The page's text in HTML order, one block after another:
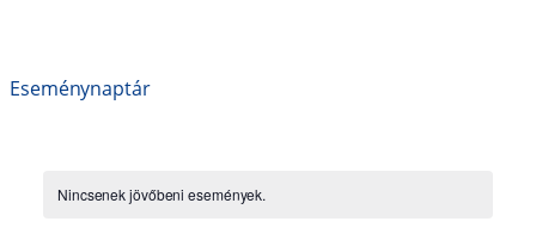
Eseménynaptár